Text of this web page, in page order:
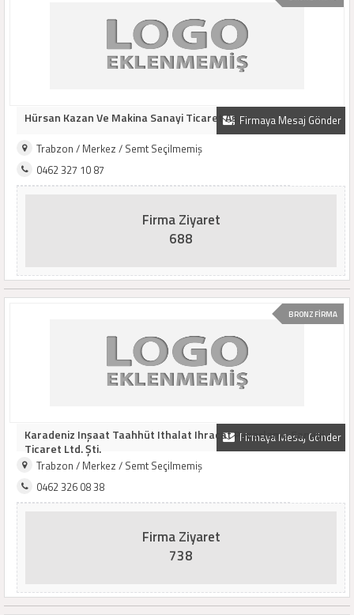
Firmaya Mesaj Gönder
Hürsan Kazan Ve Makina Sanayi Ticaret Aş.
Trabzon / Merkez / Semt Seçilmemiş
0462 327 10 87
Firma Ziyaret
688
BRONZ FİRMA
Firmaya Mesaj Gönder
Karadeniz Inşaat Taahhüt Ithalat Ihracat Pazarlama Sanayi
Ticaret Ltd. Şti.
Trabzon / Merkez / Semt Seçilmemiş
0462 326 08 38
Firma Ziyaret
738